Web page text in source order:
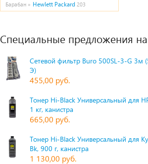
Барабан » Hewlett Packard 203
Специальные предложения
Сетевой фильтр Buro 500SL-3-G 3м
Э)
455,00 руб.
Тонер Hi-Black Универсальный для
1 кг, канистра
665,00 руб.
Тонер Hi-Black Универсальный для
Bk, 900 г, канистра
1 130,00 руб.